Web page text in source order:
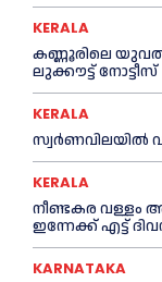
KERALA
കണ്ണൂരിലെ
ലുക്കൗട്ട് നോട്ടീസ്
KERALA
സ്വർണവിലയിൽ
KERALA
നീണ്ടകര വള്ളം
ഇന്നേക്ക് എട്ട്
KARNATAKA